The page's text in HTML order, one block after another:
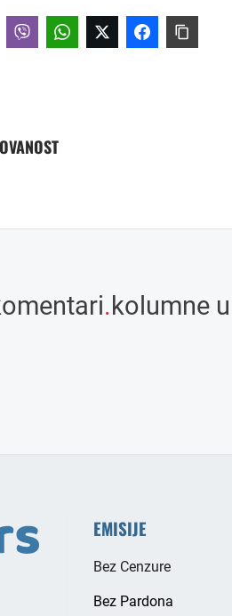
.kolumne u
EMISIJE
Bez Cenzure
Bez Pardona